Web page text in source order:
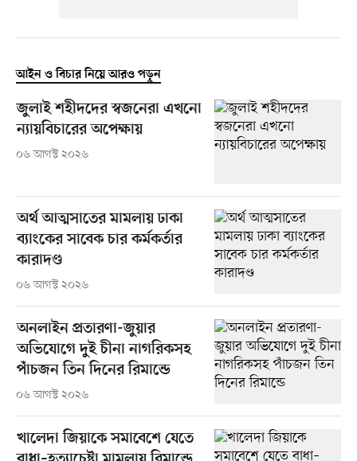
আইন ও বিচার নিয়ে আরও পড়ুন
জুলাই শহীদদের স্বজনেরা এখনো
ন্যায়বিচারের অপেক্ষায়
০৬ আগস্ট ২০২৬
অর্থ আত্মসাতের মামলায় ঢাকা
ব্যাংকের সাবেক চার কর্মকর্তার
কারাদণ্ড
০৬ আগস্ট ২০২৬
অনলাইন প্রতারণা-জুয়ার
অভিযোগে দুই চীনা নাগরিকসহ
পাঁচজন তিন দিনের রিমান্ডে
০৬ আগস্ট ২০২৬
খালেদা জিয়াকে সমাবেশে যেতে